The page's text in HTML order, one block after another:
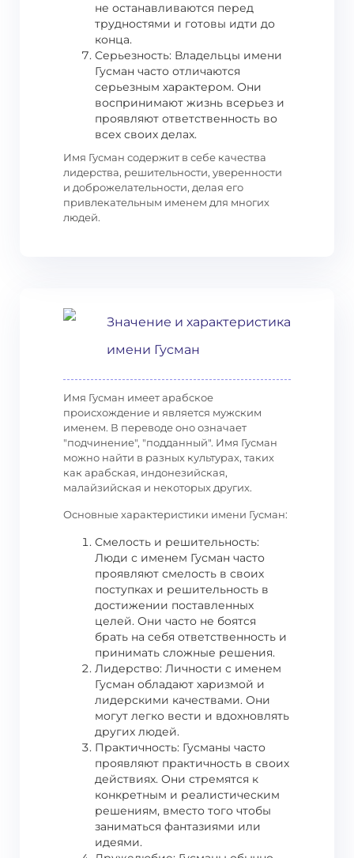
не останавливаются перед
трудностями и готовы идти до
конца.
Серьезность: Владельцы имени
Гусман часто отличаются
серьезным характером. Они
воспринимают жизнь всерьез и
проявляют ответственность во
всех своих делах.
Имя Гусман содержит в себе качества
лидерства, решительности, уверенности
и доброжелательности, делая его
привлекательным именем для многих
людей.
Значение и характеристика
имени Гусман
Имя Гусман имеет арабское
происхождение и является мужским
именем. В переводе оно означает
"подчинение", "подданный". Имя Гусман
можно найти в разных культурах, таких
как арабская, индонезийская,
малайзийская и некоторых других.
Основные характеристики имени Гусман:
Смелость и решительность:
Люди с именем Гусман часто
проявляют смелость в своих
поступках и решительность в
достижении поставленных
целей. Они часто не боятся
брать на себя ответственность и
принимать сложные решения.
Лидерство: Личности с именем
Гусман обладают харизмой и
лидерскими качествами. Они
могут легко вести и вдохновлять
других людей.
Практичность: Гусманы часто
проявляют практичность в своих
действиях. Они стремятся к
конкретным и реалистическим
решениям, вместо того чтобы
заниматься фантазиями или
идеями.